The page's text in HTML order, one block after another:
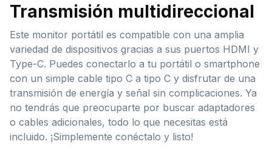
Transmisión multidireccional
Este monitor portátil es compatible con una amplia
variedad de dispositivos gracias a sus puertos HDMI y
Type-C. Puedes conectarlo a tu portátil o smartphone
con un simple cable tipo C a tipo C y disfrutar de una
transmisión de energía y señal sin complicaciones. Ya
no tendrás que preocuparte por buscar adaptadores
o cables adicionales, todo lo que necesitas está
incluido. ¡Simplemente conéctalo y listo!